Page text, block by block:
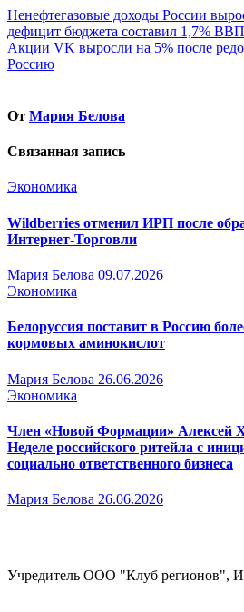
Навигация
по
записям
Ненефтегазовые доходы России
дефицит бюджета составил 1,7% ВВП
Акции VK выросли на 5% после
Россию
От Мария Белова
Связанная запись
Экономика
Wildberries отменил ИРП после
Интернет-Торговли
Мария Белова 09.07.2026
Экономика
Белоруссия поставит в Россию
кормовых аминокислот
Мария Белова 26.06.2026
Экономика
Член «Новой Формации» Алексей
Неделе российского ритейла с
социально ответственного бизнеса
Мария Белова 26.06.2026
Учредитель ООО "Клуб регионов",